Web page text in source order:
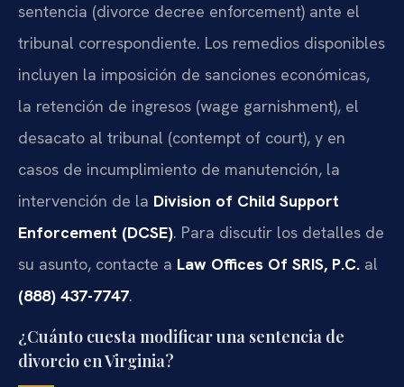
sentencia (divorce decree enforcement) ante el
tribunal correspondiente. Los remedios disponibles
incluyen la imposición de sanciones económicas,
la retención de ingresos (wage garnishment), el
desacato al tribunal (contempt of court), y en
casos de incumplimiento de manutención, la
intervención de la Division of Child Support
Enforcement (DCSE). Para discutir los detalles de
su asunto, contacte a Law Offices Of SRIS, P.C. al
(888) 437-7747.
¿Cuánto cuesta modificar una sentencia de
divorcio en Virginia?